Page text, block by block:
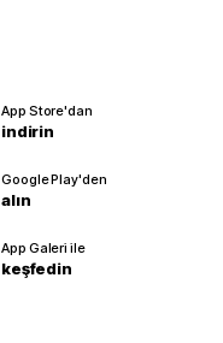
App Store'dan
indirin
Google Play'den
alın
App Galeri ile
keşfedin